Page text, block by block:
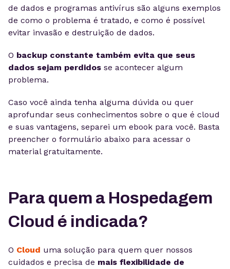
de dados e programas antivírus são alguns exemplos
de como o problema é tratado, e como é possível
evitar invasão e destruição de dados.
O backup constante também evita que seus
dados sejam perdidos se acontecer algum
problema.
Caso você ainda tenha alguma dúvida ou quer
aprofundar seus conhecimentos sobre o que é cloud
e suas vantagens, separei um ebook para você. Basta
preencher o formulário abaixo para acessar o
material gratuitamente.
Para quem a Hospedagem
Cloud é indicada?
O Cloud uma solução para quem quer nossos
cuidados e precisa de mais flexibilidade de